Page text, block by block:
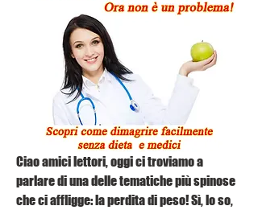
Ciao amici lettori, oggi ci troviamo a
parlare di una delle tematiche più spinose
che ci affligge: la perdita di peso! Sì, lo so,